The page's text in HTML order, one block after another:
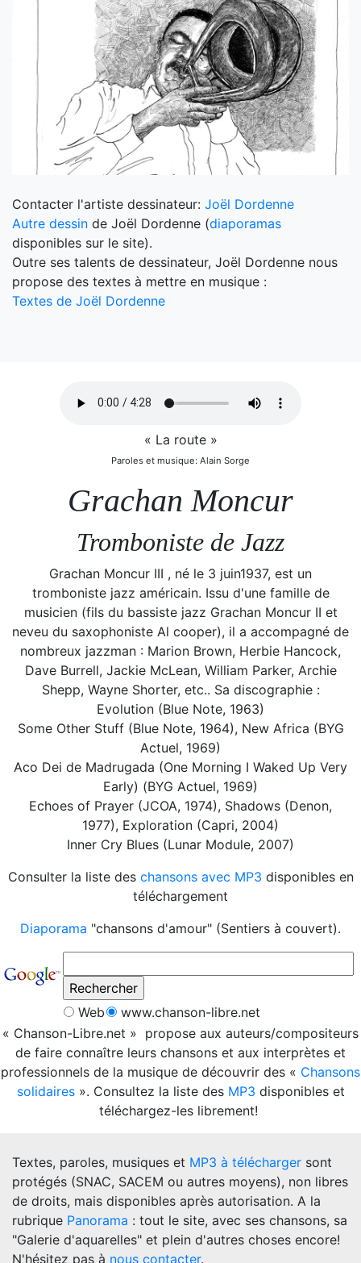
Contacter l'artiste dessinateur: Joël Dordenne
Autre dessin de Joël Dordenne (diaporamas
disponibles sur le site).
Outre ses talents de dessinateur, Joël Dordenne nous
propose des textes à mettre en musique :
Textes de Joël Dordenne
« La route »
Paroles et musique: Alain Sorge
Grachan Moncur
Tromboniste de Jazz
Grachan Moncur III , né le 3 juin1937, est un
tromboniste jazz américain. Issu d'une famille de
musicien (fils du bassiste jazz Grachan Moncur II et
neveu du saxophoniste Al cooper), il a accompagné de
nombreux jazzman : Marion Brown, Herbie Hancock,
Dave Burrell, Jackie McLean, William Parker, Archie
Shepp, Wayne Shorter, etc.. Sa discographie :
Evolution (Blue Note, 1963)
Some Other Stuff (Blue Note, 1964), New Africa (BYG
Actuel, 1969)
Aco Dei de Madrugada (One Morning I Waked Up Very
Early) (BYG Actuel, 1969)
Echoes of Prayer (JCOA, 1974), Shadows (Denon,
1977), Exploration (Capri, 2004)
Inner Cry Blues (Lunar Module, 2007)
Consulter la liste des chansons avec MP3 disponibles en
téléchargement
Diaporama "chansons d'amour" (Sentiers à couvert).
Web
www.chanson-libre.net
« Chanson-Libre.net » propose aux auteurs/compositeurs
de faire connaître leurs chansons et aux interprètes et
professionnels de la musique de découvrir des « Chansons
solidaires». Consultez la liste des MP3 disponibles et
téléchargez-les librement!
Textes, paroles, musiques et MP3 à télécharger sont
protégés (SNAC, SACEM ou autres moyens), non libres
de droits, mais disponibles après autorisation. A la
rubrique Panorama : tout le site, avec ses chansons, sa
"Galerie d'aquarelles" et plein d'autres choses encore!
N'hésitez pas à nous contacter.